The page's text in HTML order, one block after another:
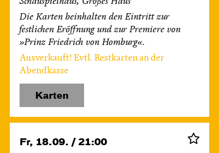
Die Karten beinhalten den Eintritt zur
festlichen Eröffnung und zur Premiere von
»Prinz Friedrich von Homburg«.
Ausverkauft! Evtl. Restkarten an der
Abendkasse
Karten
Fr, 18.09. / 21:00